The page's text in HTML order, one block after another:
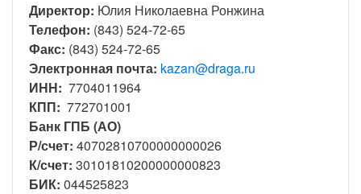
Директор: Юлия Николаевна Ронжина
Телефон: (843) 524-72-65
Факс: (843) 524-72-65
Электронная почта: kazan@draga.ru
ИНН: 7704011964
КПП: 772701001
Банк ГПБ (АО)
Р/счет: 40702810700000000026
К/счет: 30101810200000000823
БИК: 044525823